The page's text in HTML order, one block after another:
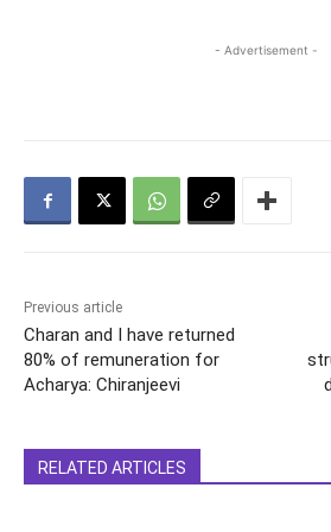
- Advertisement -
Previous article
Charan and I have returned
80% of remuneration for
Acharya: Chiranjeevi
RELATED ARTICLES